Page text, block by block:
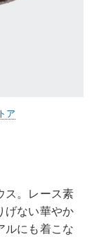
ア
ス。レース素
げない華やか
ルにも着こな